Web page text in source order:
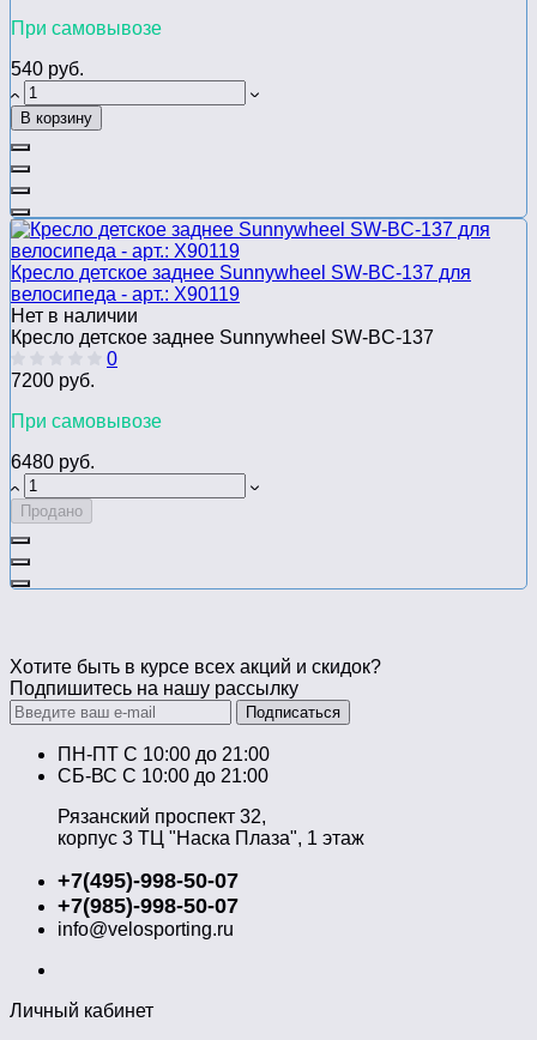
При самовывозе
540 руб.
В корзину
Кресло детское заднее Sunnywheel SW-BC-137 для
велосипедa - арт.: Х90119
Нет в наличии
Кресло детское заднее Sunnywheel SW-BC-137
0
7200 руб.
При самовывозе
6480 руб.
Продано
Хотите быть в курсе всех акций и скидок?
Подпишитесь на нашу рассылку
Подписаться
ПН-ПТ C 10:00 до 21:00
СБ-ВС С 10:00 до 21:00
Рязанский проспект 32,
корпус 3 ТЦ "Наска Плаза", 1 этаж
+7(495)-998-50-07
+7(985)-998-50-07
info@velosporting.ru
Личный кабинет